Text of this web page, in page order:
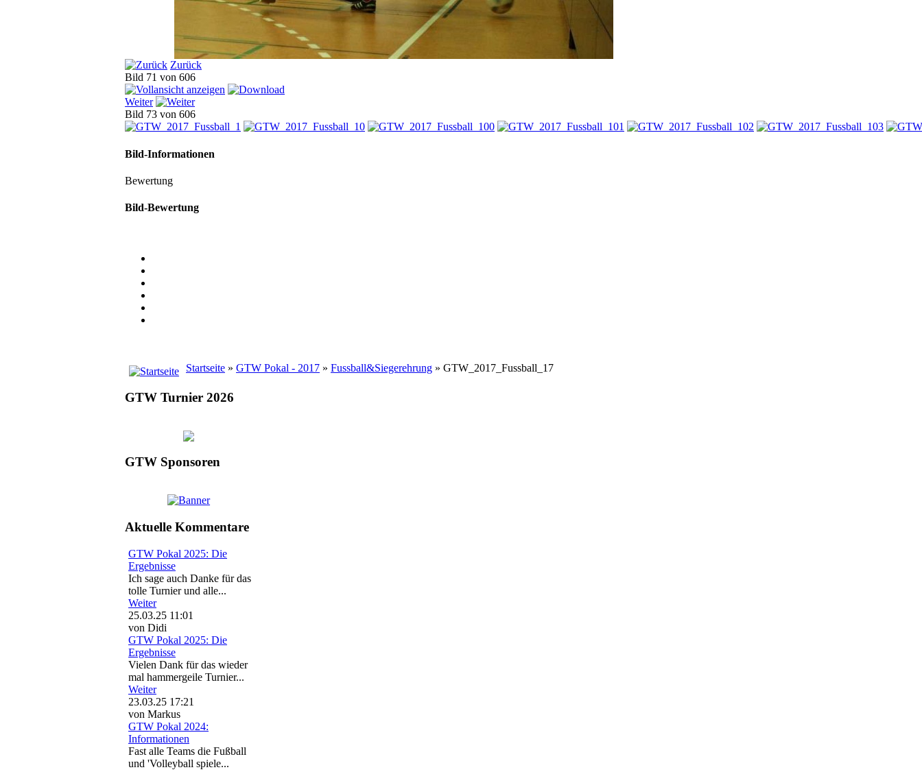
Zurück
Bild 71 von 606
Weiter
Bild 73 von 606
Bild-Informationen
Bewertung
Bild-Bewertung
Startseite » GTW Pokal - 2017 » Fussball&Siegerehrung » GTW_2017_Fussball_17
GTW Turnier 2026
GTW Sponsoren
Aktuelle Kommentare
GTW Pokal 2025: Die
Ergebnisse
Ich sage auch Danke für das
tolle Turnier und alle...
Weiter
25.03.25 11:01
von Didi
GTW Pokal 2025: Die
Ergebnisse
Vielen Dank für das wieder
mal hammergeile Turnier...
Weiter
23.03.25 17:21
von Markus
GTW Pokal 2024:
Informationen
Fast alle Teams die Fußball
und 'Volleyball spiele...